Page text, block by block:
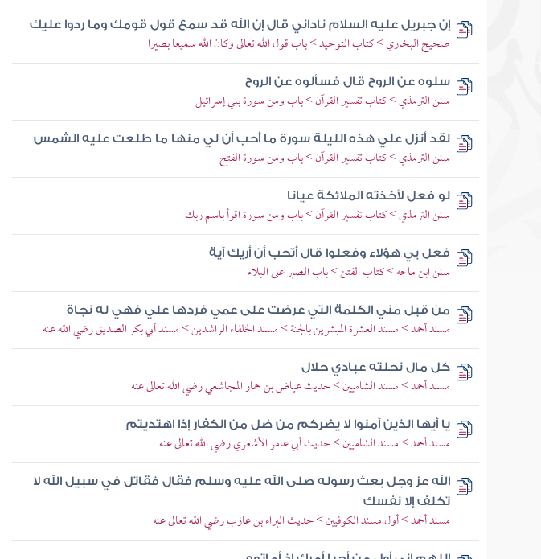
إن جبريل عليه السلام ناداني قال إن الله قد سمع قول قومك وما ردوا عليك
صحيح البخاري > كتاب التوحيد > باب قول الله تعالى وكان الله سميعا بصيرا
سلوه عن الروح قال فسألوه عن الروح
سنن الترمذي > كتاب تفسير القرآن > باب ومن سورة بني إسرائيل
لقد أنزل علي هذه الليلة سورة ما أحب أن لي منها ما طلعت عليه الشمس
سنن الترمذي > كتاب تفسير القرآن > باب ومن سورة الفتح
لو فعل لأخذته الملائكة عيانا
سنن الترمذي > كتاب تفسير القرآن > باب ومن سورة اقرأ باسم ربك
فعل بي هؤلاء وفعلوا قال أتحب أن أريك آية
سنن ابن ماجه > كتاب الفتن > باب الصبر على البلاء
من قبل مني الكلمة التي عرضت على عمي فردها علي فهي له نجاة
مسند أحمد > مسند العشرة المبشرين بالجنة > مسند الخلفاء الراشدين > مسند أبي بكر الصديق رضي الله عنه
كل مال نحلته عبادي حلال
مسند أحمد > مسند الشاميين > حديث عياض بن حمار المجاشعي رضي الله تعالى عنه
يا أيها الذين آمنوا لا يضركم من ضل من الكفار إذا اهتديتم
مسند أحمد > مسند الشاميين > حديث أبي عامر الأشعري رضي الله تعالى عنه
الله عز وجل بعث رسوله صلى الله عليه وسلم فقال فقاتل في سبيل الله لا
تكلف إلا نفسك
مسند أحمد > أول مسند الكوفيين > حديث البراء بن عازب رضي الله تعالى عنه